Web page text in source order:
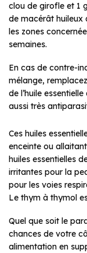
clou de girofle et 1
de macérât huileux
les zones
semaines.
En cas de contre-
mélange,
de l’huile
aussi très
Ces huiles
enceinte ou
huiles essentielles
irritantes pour la
pour les voies
Le thym à thymol
Quel que soit le
chances de votre
alimentation en